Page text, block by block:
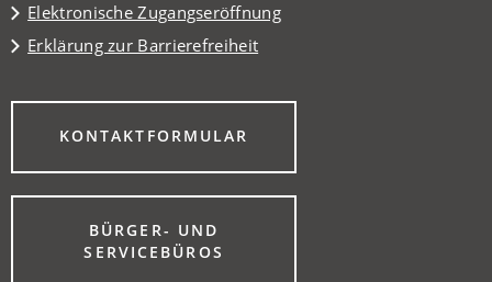
Elektronische Zugangseröffnung
Erklärung zur Barrierefreiheit
KONTAKTFORMULAR
(ÖFFNET
EINEM
NEUEN
BÜRGER- UND
SERVICEBÜROS
(ÖFFNET